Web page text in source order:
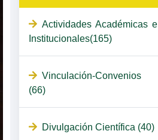
Actividades Académicas e
Institucionales(165)
Vinculación-Convenios
(66)
Divulgación Científica (40)